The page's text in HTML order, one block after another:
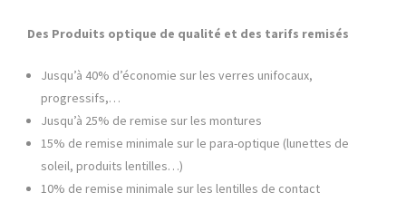
Des Produits optique de qualité et des tarifs remisés
Jusqu’à 40% d’économie sur les verres unifocaux,
progressifs,…
Jusqu’à 25% de remise sur les montures
15% de remise minimale sur le para-optique (lunettes de
soleil, produits lentilles…)
10% de remise minimale sur les lentilles de contact